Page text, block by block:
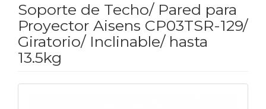
Soporte de Techo/ Pared para
Proyector Aisens CP03TSR-129/
Giratorio/ Inclinable/ hasta
13.5kg